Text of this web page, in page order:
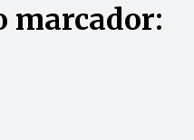
marcador: